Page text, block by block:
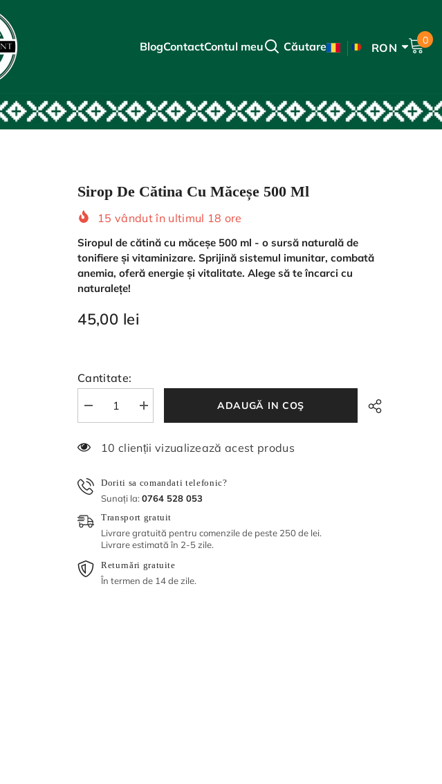
BlogContactContul meu
Căutare
EN
RON
RON
00
Sirop De Cătina Cu Măceșe 500 Ml
15 vândut în ultimul 18 ore
Siropul de cătină cu măceșe 500 ml - o sursă naturală de
tonifiere și vitaminizare. Sprijină sistemul imunitar, combată
anemia, oferă energie și vitalitate. Alege să te încarci cu
naturalețe!
45,00 lei
Cantitate:
Reduceți
cantitatea
Sirop
de
măceșe
500
Măriți
cantitatea
Sirop
de
măceșe
500
ml
ADAUGĂ IN COŞ
2 clienții vizualizează acest produs
Doriti sa comandati telefonic?
Sunați la:0764 528 053
Transport gratuit
Livrare gratuită pentru comenzile de peste 250 de lei.
Livrare estimată în 2-5 zile.
Returnări gratuite
În termen de 14 de zile.